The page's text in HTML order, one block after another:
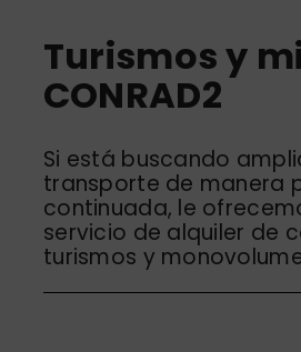
Turismos y
CONRAD2
Si está buscando
transporte de manera
continuada, le
servicio de alquiler de
turismos y